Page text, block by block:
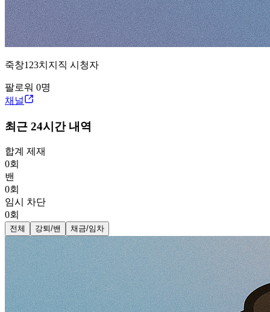
죽창123치지직 시청자
팔로워 0명
채널
최근 24시간 내역
합계 제재
0회
밴
0회
임시 차단
0회
전체 강퇴/밴 채금/임차